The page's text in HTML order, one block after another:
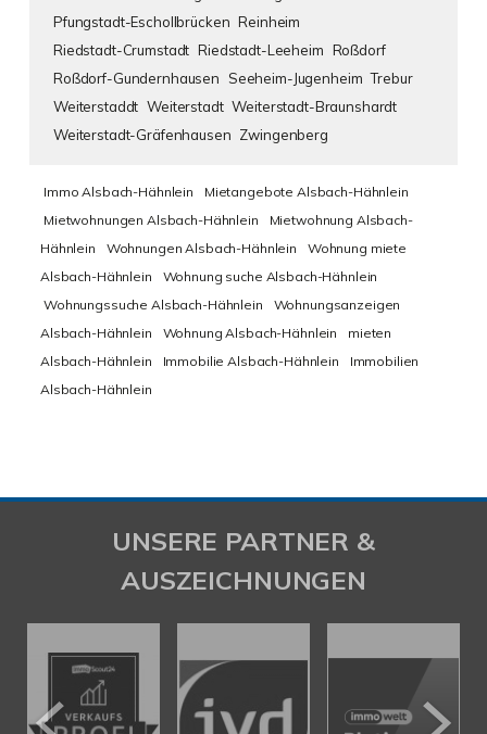
Pfungstadt-Eschollbrücken Reinheim
Riedstadt-Crumstadt Riedstadt-Leeheim Roßdorf
Roßdorf-Gundernhausen Seeheim-Jugenheim Trebur
Weiterstaddt Weiterstadt Weiterstadt-Braunshardt
Weiterstadt-Gräfenhausen Zwingenberg
Immo Alsbach-Hähnlein
Mietangebote Alsbach-Hähnlein
Mietwohnungen Alsbach-Hähnlein
Mietwohnung Alsbach-
Hähnlein
Wohnungen Alsbach-Hähnlein
Wohnung miete
Alsbach-Hähnlein
Wohnung suche Alsbach-Hähnlein
Wohnungssuche Alsbach-Hähnlein
Wohnungsanzeigen
Alsbach-Hähnlein
Wohnung Alsbach-Hähnlein
mieten
Alsbach-Hähnlein
Immobilie Alsbach-Hähnlein
Immobilien
Alsbach-Hähnlein
UNSERE PARTNER &
AUSZEICHNUNGEN